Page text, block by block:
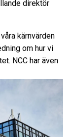
direktör
kärnvärden
om hur vi
NCC har även